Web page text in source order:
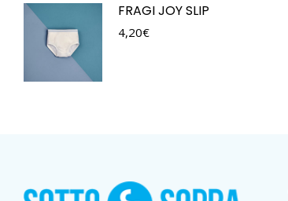
FRAGI JOY SLIP
4,20€